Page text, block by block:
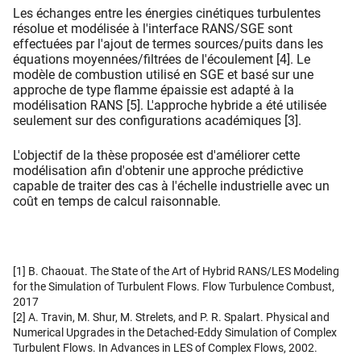
Les échanges entre les énergies cinétiques turbulentes
résolue et modélisée à l'interface RANS/SGE sont
effectuées par l'ajout de termes sources/puits dans les
équations moyennées/filtrées de l'écoulement [4]. Le
modèle de combustion utilisé en SGE et basé sur une
approche de type flamme épaissie est adapté à la
modélisation RANS [5]. L'approche hybride a été utilisée
seulement sur des configurations académiques [3].
L'objectif de la thèse proposée est d'améliorer cette
modélisation afin d'obtenir une approche prédictive
capable de traiter des cas à l'échelle industrielle avec un
coût en temps de calcul raisonnable.
[1] B. Chaouat. The State of the Art of Hybrid RANS/LES Modeling
for the Simulation of Turbulent Flows. Flow Turbulence Combust,
2017
[2] A. Travin, M. Shur, M. Strelets, and P. R. Spalart. Physical and
Numerical Upgrades in the Detached-Eddy Simulation of Complex
Turbulent Flows. In Advances in LES of Complex Flows, 2002.